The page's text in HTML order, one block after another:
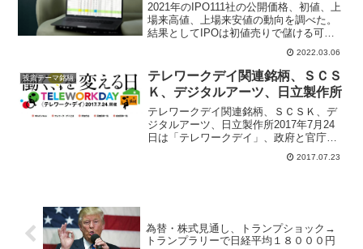
2021年のIPO111社の公開価格、初値、上
場来高値、上場来安値の動向を調べた。
結果としてIPOは初値売りで儲ける可能
性が高くIPOセカンダリー投資はIPO損失
の確率を分析。新規上場後に上場初日と
上場2日目を含め約1か月以内に上場来高
値をつけるのが78%になっているので、
セカンダリーでIPO銘柄を買い評価損と
なった場合に損切り目処は1か月
2022.03.06
投資テーマ銘柄
テレワークデイ関連銘柄、ＳＣＳ
Ｋ、デジタルアーツ、日立製作所
テレワークデイ関連銘柄、ＳＣＳＫ、デ
ジタルアーツ、日立製作所2017年7月24
日は「テレワークデイ」、政府と官庁、
企業が連携して2020年東京オリンピッ
ク・パラリンピック開会式にあたる7月24
2017.07.23
為替・株式見通し、トランプショック→
トランプラリーで日経平均１８０００円